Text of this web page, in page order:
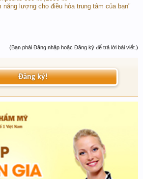
năng lượng cho điều hòa trung tâm của bạn"
(Bạn phải Đăng nhập hoặc Đăng ký để trả lời bài viết.)
Đăng ký!